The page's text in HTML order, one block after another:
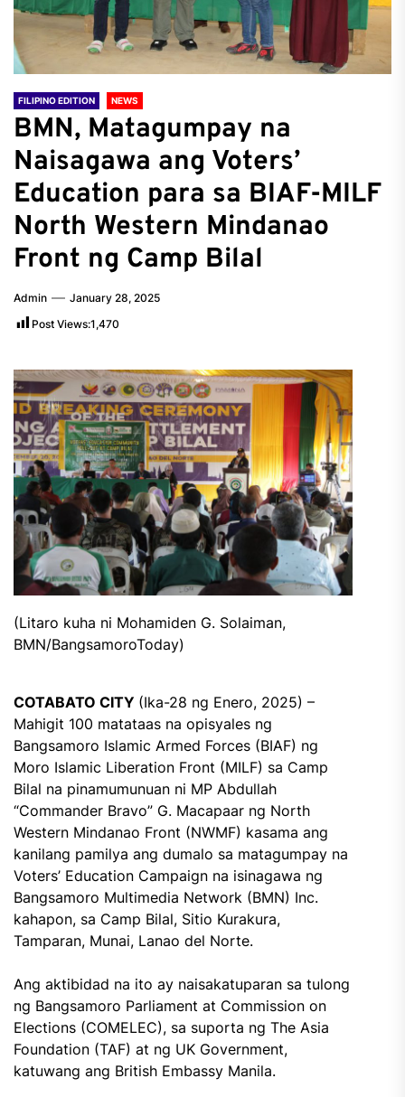
FILIPINO EDITION NEWS
BMN, Matagumpay na
Naisagawa ang Voters’
Education para sa BIAF-MILF
North Western Mindanao
Front ng Camp Bilal
Admin
January 28, 2025
Post Views:1,470
(Litaro kuha ni Mohamiden G. Solaiman,
BMN/BangsamoroToday)
COTABATO CITY (Ika-28 ng Enero, 2025) –
Mahigit 100 matataas na opisyales ng
Bangsamoro Islamic Armed Forces (BIAF) ng
Moro Islamic Liberation Front (MILF) sa Camp
Bilal na pinamumunuan ni MP Abdullah
“Commander Bravo” G. Macapaar ng North
Western Mindanao Front (NWMF) kasama ang
kanilang pamilya ang dumalo sa matagumpay na
Voters’ Education Campaign na isinagawa ng
Bangsamoro Multimedia Network (BMN) Inc.
kahapon, sa Camp Bilal, Sitio Kurakura,
Tamparan, Munai, Lanao del Norte.
Ang aktibidad na ito ay naisakatuparan sa tulong
ng Bangsamoro Parliament at Commission on
Elections (COMELEC), sa suporta ng The Asia
Foundation (TAF) at ng UK Government,
katuwang ang British Embassy Manila.